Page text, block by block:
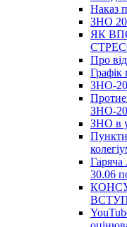
Наказ
ЗНО
ЯК
Про
ЗНО-
ЗНО-
ЗНО в
30.06